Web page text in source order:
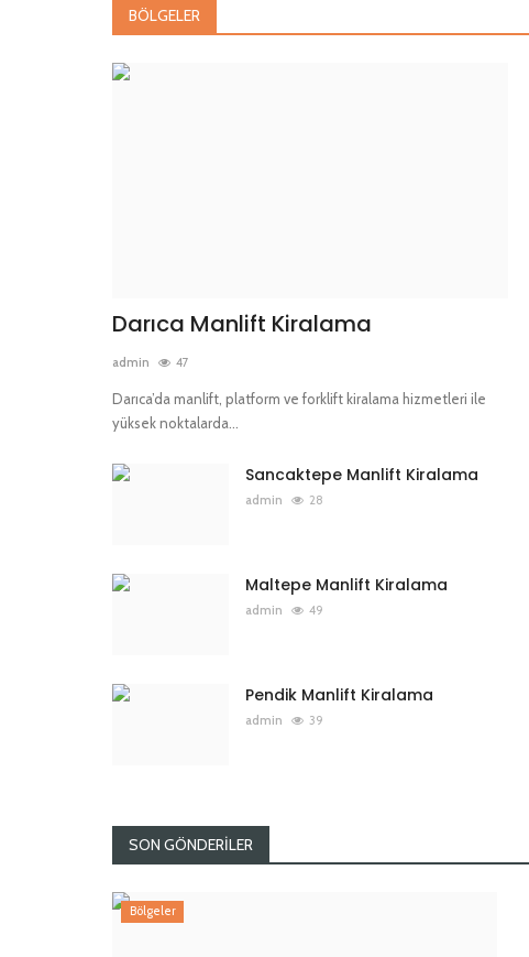
BÖLGELER
Darıca Manlift Kiralama
admin 47
Darıca’da manlift, platform ve forklift kiralama hizmetleri ile
yüksek noktalarda...
Sancaktepe Manlift Kiralama
admin 28
Maltepe Manlift Kiralama
admin 49
Pendik Manlift Kiralama
admin 39
SON GÖNDERILER
Bölgeler